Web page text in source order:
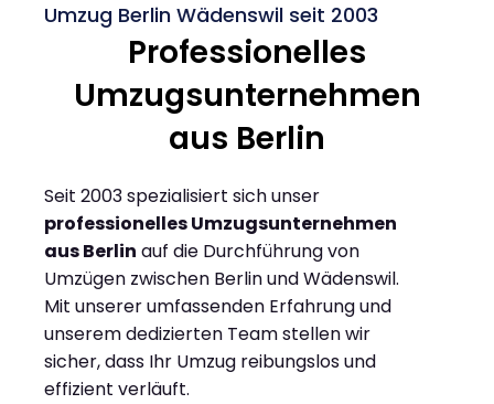
Umzug Berlin Wädenswil seit 2003
Professionelles
Umzugsunternehmen
aus Berlin
Seit 2003 spezialisiert sich unser
professionelles Umzugsunternehmen
aus Berlin auf die Durchführung von
Umzügen zwischen Berlin und Wädenswil.
Mit unserer umfassenden Erfahrung und
unserem dedizierten Team stellen wir
sicher, dass Ihr Umzug reibungslos und
effizient verläuft.